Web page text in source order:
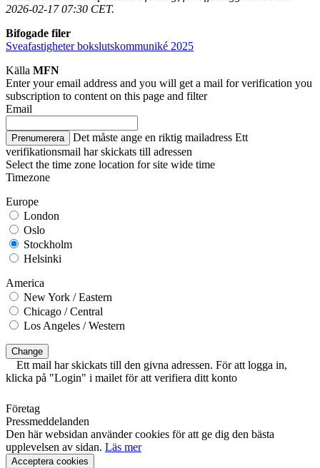
2026-02-17 07:30 CET.
Bifogade filer
Sveafastigheter bokslutskommuniké 2025
Källa MFN
Enter your email address and you will get a mail for verification you
subscription to content on this page and filter
Email
Prenumerera Det måste ange en riktig mailadress Ett
verifikationsmail har skickats till adressen
Select the time zone location for site wide time
Timezone
Europe
London
Oslo
Stockholm
Helsinki
America
New York / Eastern
Chicago / Central
Los Angeles / Western
Change
Ett mail har skickats till den givna adressen. För att logga in,
klicka på "Login" i mailet för att verifiera ditt konto
Företag
Pressmeddelanden
Den här websidan använder cookies för att ge dig den bästa
upplevelsen av sidan. Läs mer
Acceptera cookies